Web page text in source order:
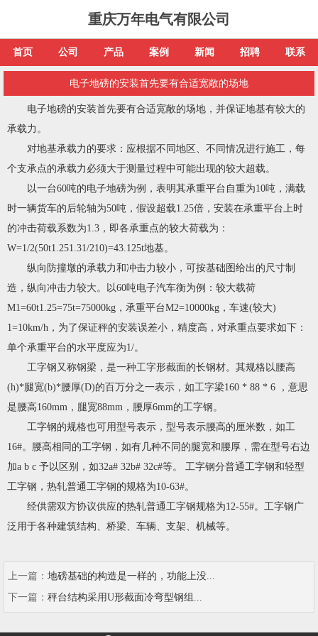
重庆万年电气有限公司
首页 公司 产品 案例 新闻 招聘 联系
电子地磅的安装首先要有合适宽敞的场地
电子地磅的安装首先要有合适宽敞的场地，并保证地基有较大的
承载力。
对地基承载力的要求：应根据不同地区、不同情况进行施工，每
个支承点的承载力必须大于测量过程中可能出现的较大超载。
以一台60吨的电子地磅为例，表明其承重平台自重为10吨，满载
时一辆货车的后轮轴为50吨，假设超载1.25倍，安装在承重平台上时
的冲击荷载系数为1.3，即各承重点的较大荷载为：
W=1/2(50t1.251.31/210)=43.125t地基。
纵向防撞墩的承载力和冲击力较小，可按基础图给出的尺寸制
造，纵向冲击力较大。以60吨电子汽车衡为例：较大载荷
M1=60t1.25=75t=75000kg，承重平台M2=10000kg，车速(较大)
1=10km/h，为了保证秤的安装误差小，精度高，对承重点要求如下：
单个承重平台的水平度应为1/。
工字钢又称钢梁，是一种工字形截面的长钢材。其规格以腰高
(h)*腿宽(b)*腰厚(D)的百万分之一表示，如工字梁160 * 88 * 6 ，意思
是腰高160mm，腿宽88mm，腰厚6mm的工字钢。
工字钢的规格也可用型号表示，型号表示腰高的厘米数，如工
16#。腰高相同的工字钢，如有几种不同的腿宽和腰厚，需在型号右边
加a b c 予以区别，如32a# 32b# 32c#等。 工字钢分普通工字钢和轻型
工字钢，热轧普通工字钢的规格为10-63#。
经供需双方协议供应的热轧普通工字钢规格为12-55#。工字钢广
泛用于各种建筑结构、桥梁、车辆、支架、机械等。
上一篇： 地磅基础的构造是一样的，功能上没...
下一篇： 秤台结构采用U形截面冷弯型钢组...